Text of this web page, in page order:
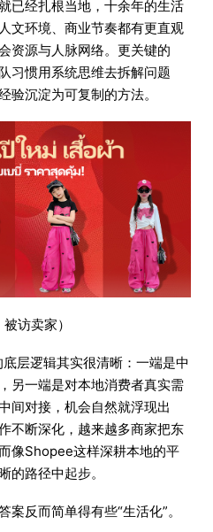
已经扎根当地，十余年的生活
文环境、商业节奏都有更直观
资源与人脉网络。更关键的
习惯用系统思维去拆解问题
沉淀为可复制的方法。
访卖家）
层逻辑其实很清晰：一端是中
另一端是对本地消费者真实需
间对接，机会自然就浮现出
不断深化，越来越多商家把东
像Shopee这样深耕本地的平
的路径中起步。
反而简单得有些“生活化”。